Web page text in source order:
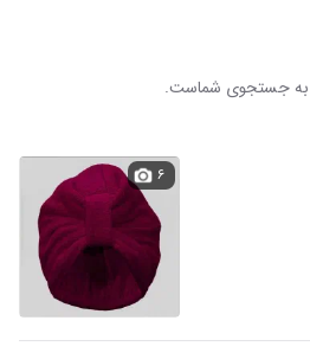
به جستجوی شماست.
۶